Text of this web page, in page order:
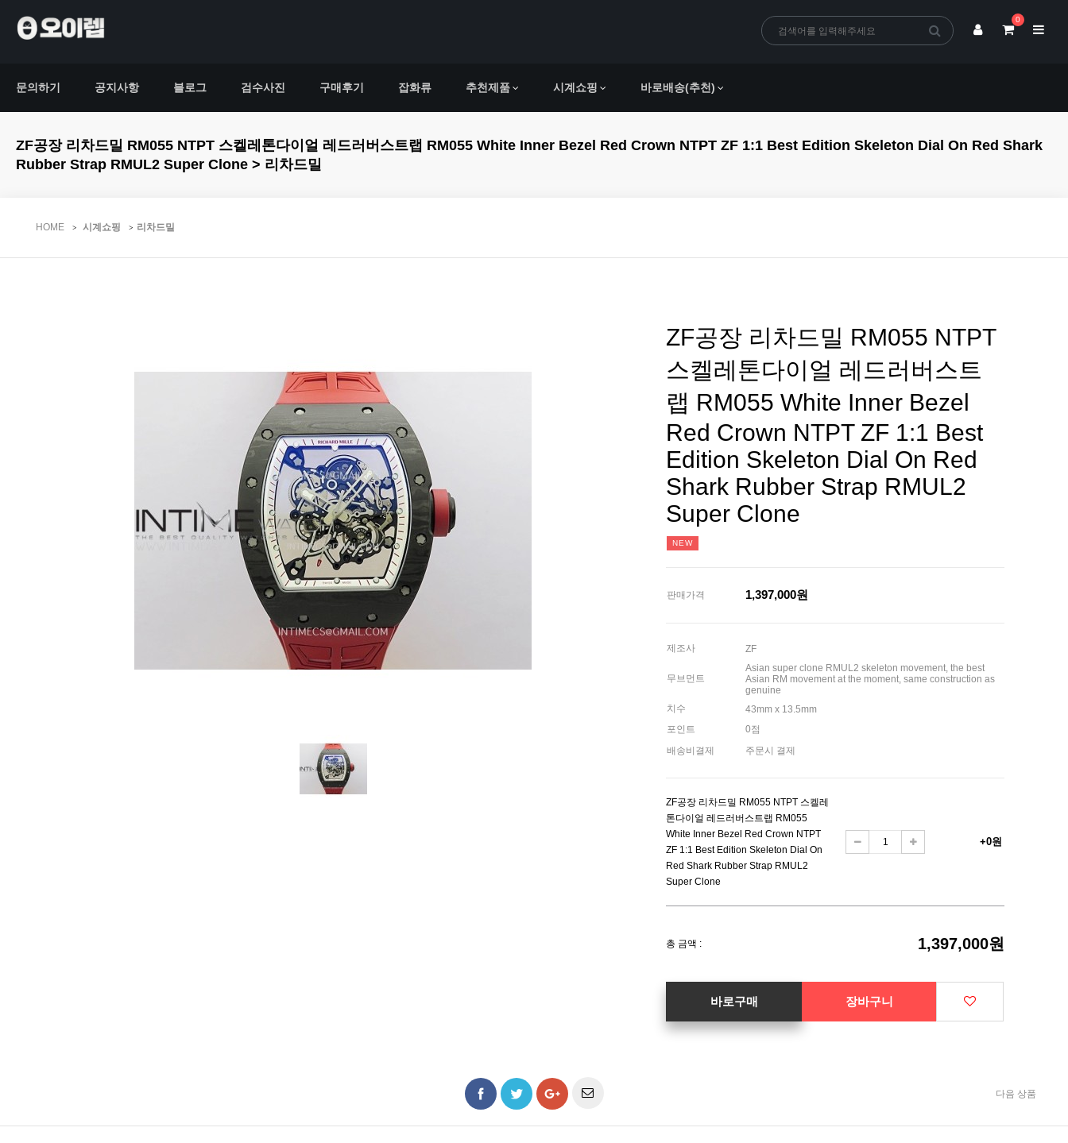
0
문의하기 공지사항 블로그 검수사진 구매후기 잡화류 추천제품 시계쇼핑 바로배송(추천)
ZF공장 리차드밀 RM055 NTPT 스켈레톤다이얼 레드러버스트랩 RM055 White Inner Bezel Red Crown NTPT ZF 1:1 Best Edition Skeleton Dial On Red Shark
Rubber Strap RMUL2 Super Clone > 리차드밀
HOME 시계쇼핑 리차드밀
ZF공장 리차드밀 RM055 NTPT
스켈레톤다이얼 레드러버스트
랩 RM055 White Inner Bezel
Red Crown NTPT ZF 1:1 Best
Edition Skeleton Dial On Red
Shark Rubber Strap RMUL2
Super Clone
NEW
판매가격 1,397,000원
제조사 ZF
무브먼트
Asian super clone RMUL2 skeleton movement, the best
Asian RM movement at the moment, same construction as
genuine
치수
43mm x 13.5mm
포인트
0점
배송비결제
주문시 결제
ZF공장 리차드밀 RM055 NTPT 스켈레
톤다이얼 레드러버스트랩 RM055
White Inner Bezel Red Crown NTPT
ZF 1:1 Best Edition Skeleton Dial On
Red Shark Rubber Strap RMUL2
Super Clone
+0원
총 금액 : 1,397,000원
바로구매 장바구니
다음 상품